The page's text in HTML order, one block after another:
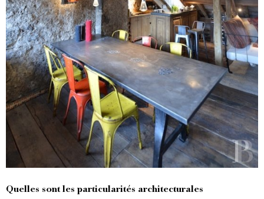
Quelles sont les particularités architecturales